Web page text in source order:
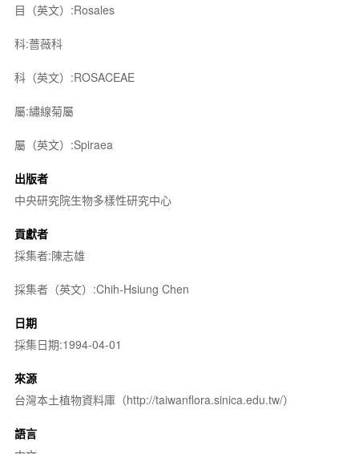
目（英文）:Rosales
科:薔薇科
科（英文）:ROSACEAE
屬:繡線菊屬
屬（英文）:Spiraea
出版者
中央研究院生物多樣性研究中心
貢獻者
採集者:陳志雄
採集者（英文）:Chih-Hsiung Chen
日期
採集日期:1994-04-01
來源
台灣本土植物資料庫（http://taiwanflora.sinica.edu.tw/）
語言